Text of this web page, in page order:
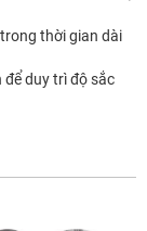
thời gian dài
để duy trì độ sắc